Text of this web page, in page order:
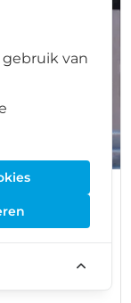
dicht bij de
naar huis te
flexibele self-
van